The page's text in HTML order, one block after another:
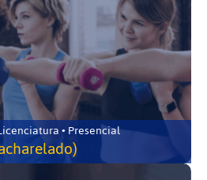
• Presencial